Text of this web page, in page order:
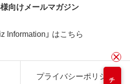
向けメールマガジン
Information」 はこちら
プライバシーポリシー